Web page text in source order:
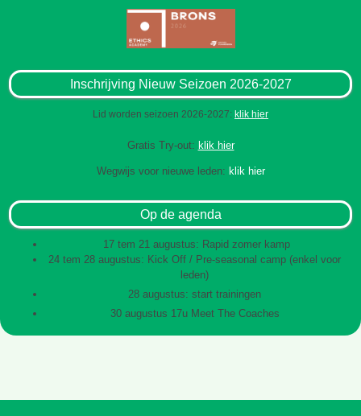
Inschrijving Nieuw Seizoen 2026-2027
Lid worden seizoen 2026-2027: klik hier
Gratis Try-out: klik hier
Wegwijs voor nieuwe leden: klik hier
Op de agenda
17 tem 21 augustus: Rapid zomer kamp
24 tem 28 augustus: Kick Off / Pre-seasonal camp (enkel voor
leden)
28 augustus: start trainingen
30 augustus 17u Meet The Coaches